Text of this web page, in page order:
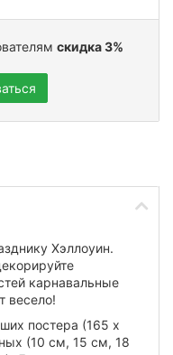
скидка 3%
Хэллоуин.
карнавальные
весело!
постера (165 х
(10 см, 15 см, 18